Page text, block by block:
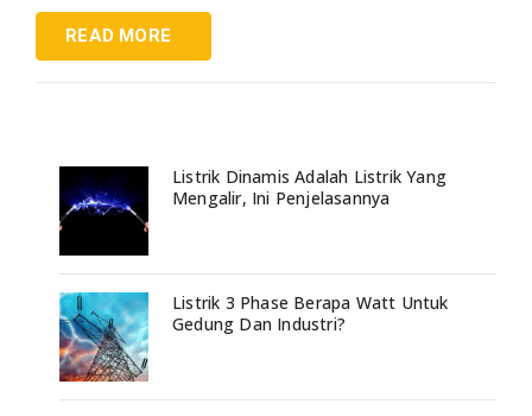
READ MORE
Listrik Dinamis Adalah Listrik Yang
Mengalir, Ini Penjelasannya
Listrik 3 Phase Berapa Watt Untuk
Gedung Dan Industri?